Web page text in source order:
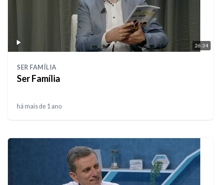
26:34
SER FAMÍLIA
Ser Família
há mais de 1 ano